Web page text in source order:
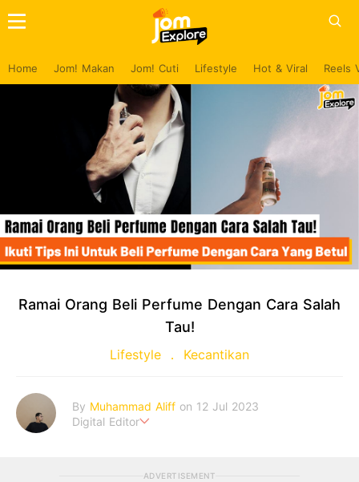
Home Jom! Makan Jom! Cuti Lifestyle Hot & Viral Reels
Ramai Orang Beli Perfume Dengan Cara Salah
Tau!
Lifestyle Kecantikan
By Muhammad Aliff on 12 Jul 2023
Digital Editor
ADVERTISEMENT